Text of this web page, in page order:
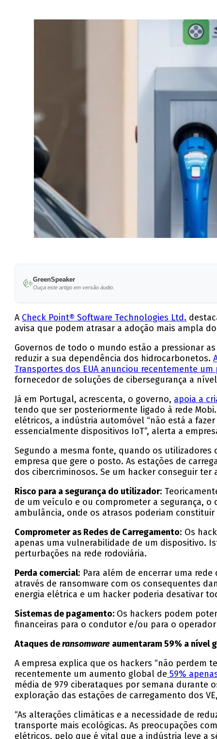
GreenSpeaker
Ouça este artigo em versão áudio.
A Check Point® Software Technologies Ltd.
avisa que podem atrasar a adoção mais ampla
Governos de todo o mundo estão a pressionar
reduzir a sua dependência dos hidrocarbonetos.
Transportes dos EUA anunciou recentemente um
fornecedor de soluções de cibersegurança a
Já em Portugal, acrescenta, o governo, apoia a
tendo que ser posteriormente ligado à rede
elétricos, a indústria automóvel “não está a
essencialmente dispositivos IoT”, alerta a
Segundo a mesma fonte, quando os
empresa que gere o posto. As estações de
dos cibercriminosos. Se um hacker conseguir
Risco para a segurança do utilizador:
de um veículo e ou comprometer a segurança,
ambulância, onde os atrasos poderiam constituir
Comprometer as Redes de Carregamento: Os
apenas uma vulnerabilidade de um dispositivo.
perturbações na rede rodoviária.
Perda comercial: Para além de encerrar uma
através de ransomware com os consequentes
energia elétrica e um hacker poderia desativar
Sistemas de pagamento: Os hackers podem
financeiras para o condutor e/ou para o
Ataques deransomware aumentaram 59% a nível
A empresa explica que os hackers “não perdem
recentemente um aumento global de 59%
média de 979 ciberataques por semana durante
exploração das estações de carregamento dos
“As alterações climáticas e a necessidade de
transporte mais ecológicas. As preocupações
elétricos, pelo que é vital que a indústria leve a